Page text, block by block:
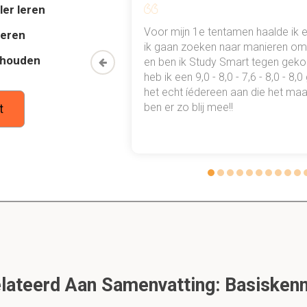
aanwijzen.
leren
mn
een heel
gewoon
Voor mijn 1e tentamen haalde ik
ik gaan zoeken naar manieren
en ben ik Study Smart tegen
heb ik een 9,0 - 8,0 - 7,6 - 8,0 -
het echt íédereen aan die het
ben er zo blij mee!!
Aan Samenvatting: